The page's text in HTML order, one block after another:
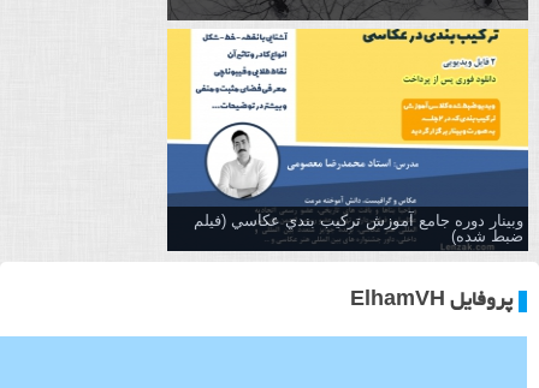
وبینار دوره جامع آموزش تركيب بندي عكاسي (فیلم
ضبط شده)
پروفایل ElhamVH